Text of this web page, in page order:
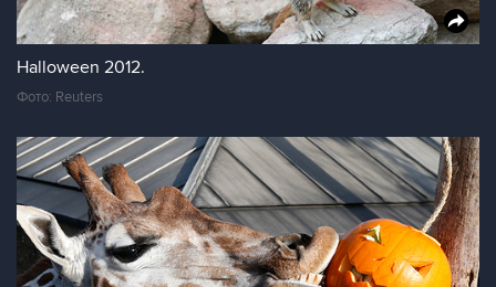
Halloween 2012.
Фото: Reuters